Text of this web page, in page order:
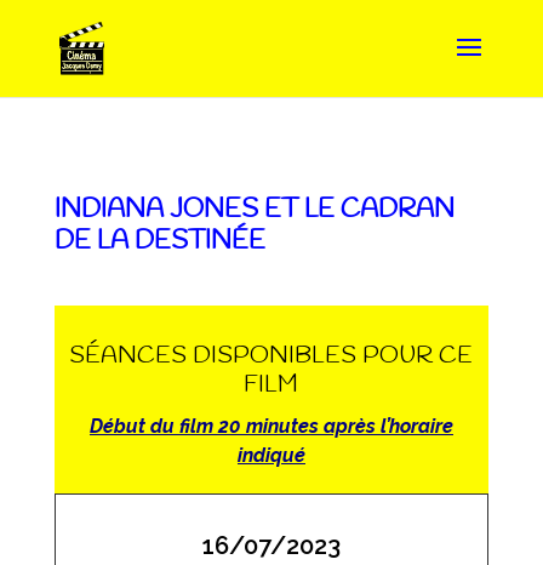
INDIANA JONES ET LE CADRAN
DE LA DESTINÉE
SÉANCES DISPONIBLES POUR CE
FILM
Début du film 20 minutes après l’horaire
indiqué
16/07/2023